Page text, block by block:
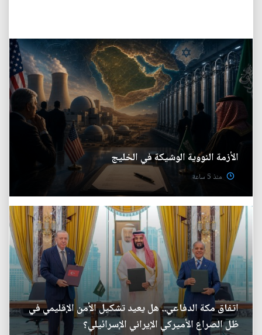
الأزمة النووية الوشيكة في الخليج
منذ 5 ساعة
اتفاق مكة الدفاعي.. هل يعيد تشكيل الأمن الإقليمي في
ظل الصراع الأميركي الإيراني الإسرائيلي؟